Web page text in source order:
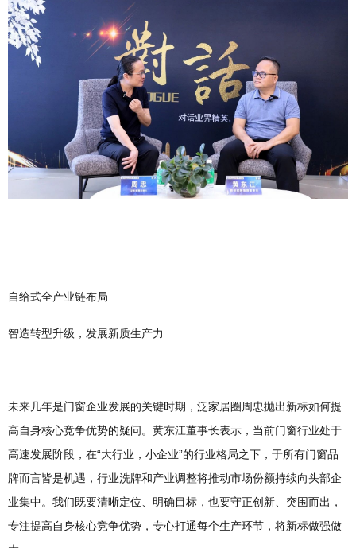
自给式全产业链布局
智造转型升级，发展新质生产力
未来几年是门窗企业发展的关键时期，泛家居圈周忠抛出新标如何提
高自身核心竞争优势的疑问。黄东江董事长表示，当前门窗行业处于
高速发展阶段，在“大行业，小企业”的行业格局之下，于所有门窗品
牌而言皆是机遇，行业洗牌和产业调整将推动市场份额持续向头部企
业集中。我们既要清晰定位、明确目标，也要守正创新、突围而出，
专注提高自身核心竞争优势，专心打通每个生产环节，将新标做强做